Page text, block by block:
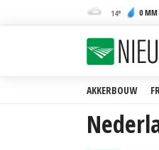
14 0 MM
AKKERBOUW